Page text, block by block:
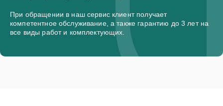
При обращении в наш сервис клиент получает
компетентное обслуживание, а также гарантию до 3 лет на
все виды работ и комплектующих.